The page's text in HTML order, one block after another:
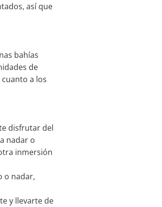
así que
bahías
de
a los
disfrutar del
nadar o
inmersión
o nadar,
y llevarte de